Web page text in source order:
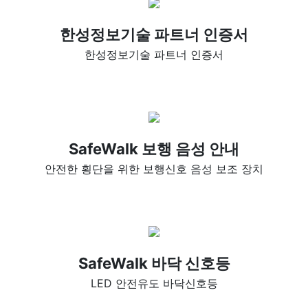
한성정보기술 파트너 인증서
한성정보기술 파트너 인증서
SafeWalk 보행 음성 안내
안전한 횡단을 위한 보행신호 음성 보조 장치
SafeWalk 바닥 신호등
LED 안전유도 바닥신호등